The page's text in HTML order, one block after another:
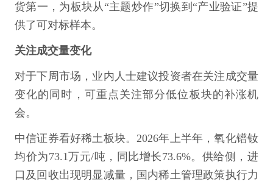
货第一，为板块从“主题炒作”切换到“产业验证”提
供了可对标样本。
关注成交量变化
对于下周市场，业内人士建议投资者在关注成交量
变化的同时，可重点关注部分低位板块的补涨机
会。
中信证券看好稀土板块。2026年上半年，氧化镨钕
均价为73.1万元/吨，同比增长73.6%。供给侧，进
口及回收出现明显减量，国内稀土管理政策执行力